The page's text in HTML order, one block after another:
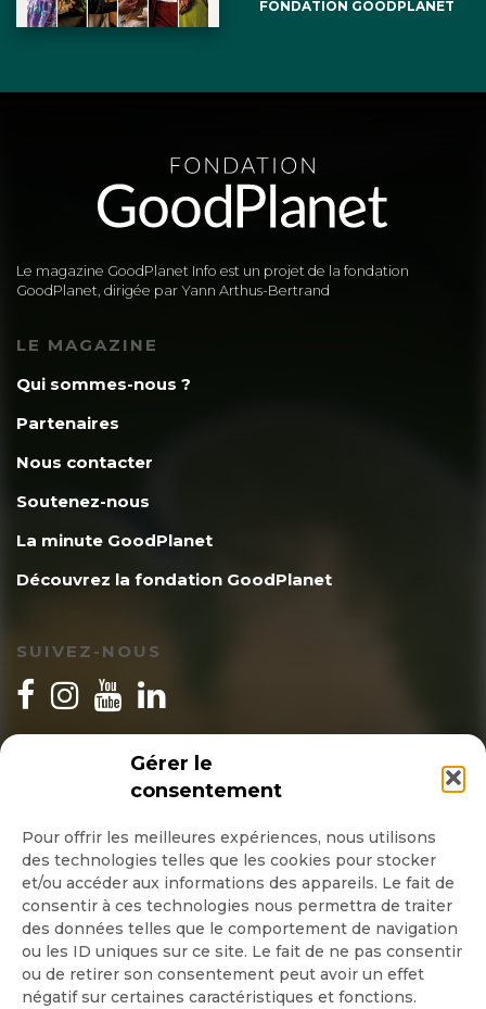
Gérer le
consentement
Pour offrir les meilleures expériences, nous utilisons
des technologies telles que les cookies pour stocker
et/ou accéder aux informations des appareils. Le fait de
consentir à ces technologies nous permettra de traiter
des données telles que le comportement de navigation
ou les ID uniques sur ce site. Le fait de ne pas consentir
ou de retirer son consentement peut avoir un effet
négatif sur certaines caractéristiques et fonctions.
FONDATION GOODPLANET
Le magazine GoodPlanet Info est un projet de la fondation
GoodPlanet, dirigée par Yann Arthus-Bertrand
LE MAGAZINE
Qui sommes-nous ?
Partenaires
Nous contacter
Soutenez-nous
La minute GoodPlanet
Découvrez la fondation GoodPlanet
SUIVEZ-NOUS
INSCRIPTION NEWSLETTER
Quotidienne
Hebdo
OK